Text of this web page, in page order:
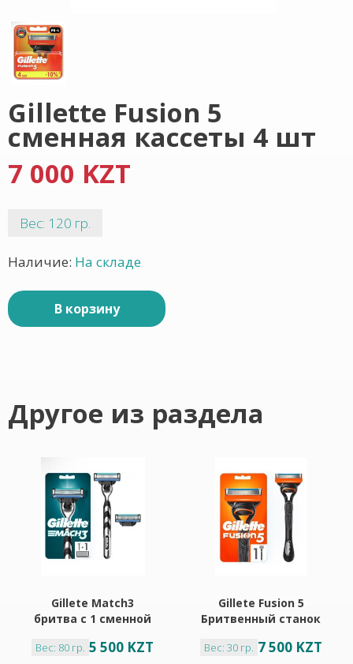
Gillette Fusion 5
сменная кассеты 4 шт
7 000 KZT
Вес: 120 гр.
Наличие: На складе
В корзину
Другое из раздела
Gillete Match3
бритва с 1 сменной
Вес: 80 гр. 5 500 KZT
Gillete Fusion 5
Бритвенный станок
кассета 1шт
Вес: 30 гр. 7 500 KZT